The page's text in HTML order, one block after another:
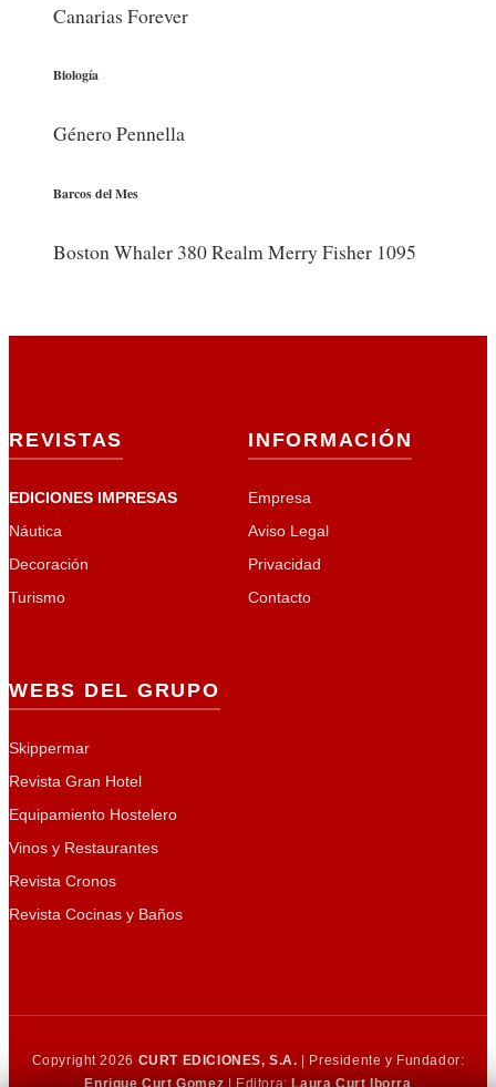
Canarias Forever
Biología
Género Pennella
Barcos del Mes
Boston Whaler 380 Realm Merry Fisher 1095
REVISTAS
EDICIONES IMPRESAS
Náutica
Decoración
Turismo
INFORMACIÓN
Empresa
Aviso Legal
Privacidad
Contacto
WEBS DEL GRUPO
Skippermar
Revista Gran Hotel
Equipamiento Hostelero
Vinos y Restaurantes
Revista Cronos
Revista Cocinas y Baños
Copyright 2026 CURT EDICIONES, S.A. | Presidente y Fundador: